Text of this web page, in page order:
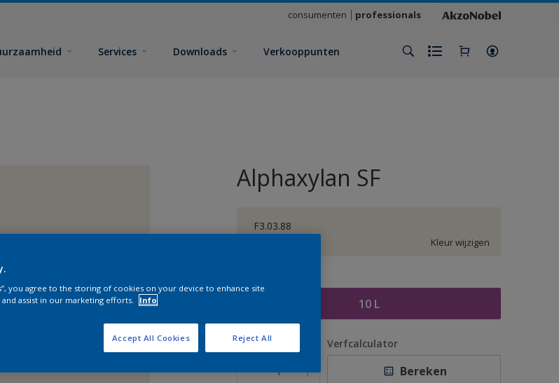
consumenten professionals
Services Downloads Verkooppunten
Alphaxylan SF
F3.03.88
Kleur wijzigen
10 L
Aantal Verfcalculator
Bereken
you agree to the storing of cookies on your device to enhance site
and assist in our marketing efforts.
Info
Reject All
Accept All Cookies